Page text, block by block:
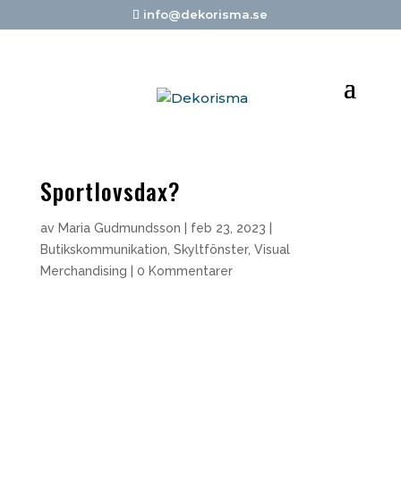
info@dekorisma.se
Sportlovsdax?
av Maria Gudmundsson feb 23, 2023
Butikskommunikation Skyltfönster, Visual
Merchandising
0 Kommentarer